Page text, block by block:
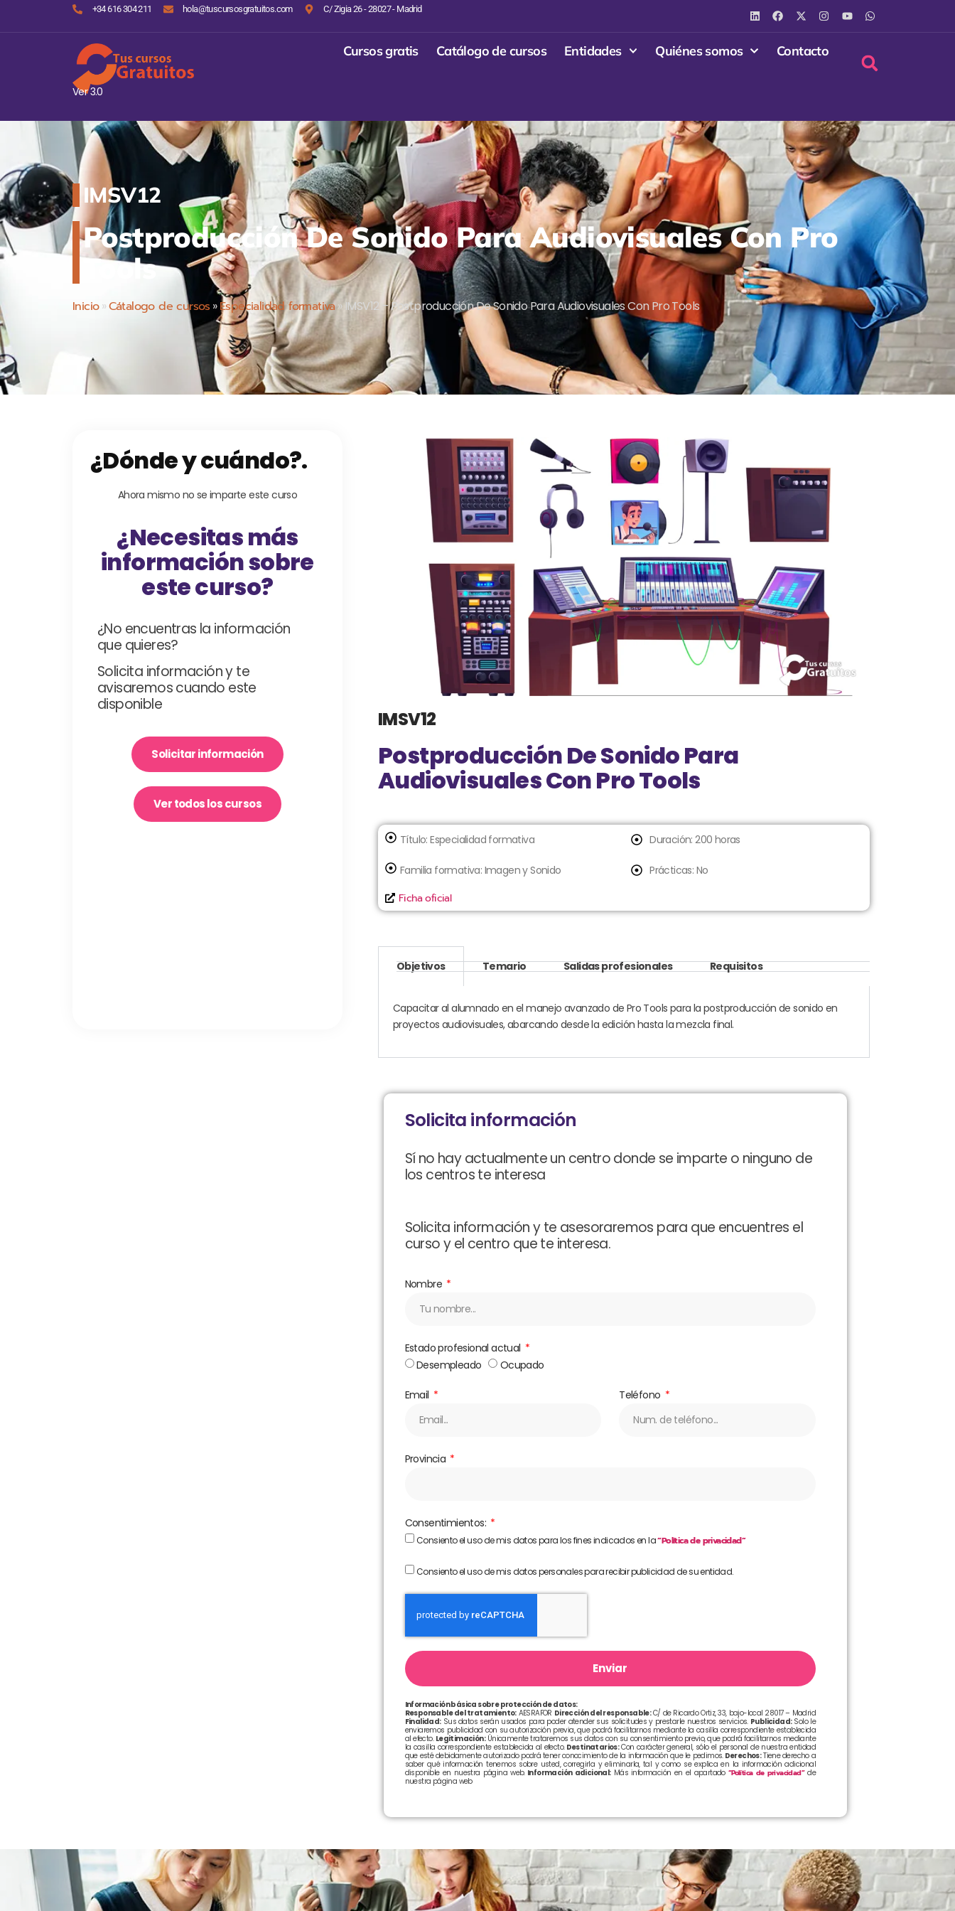
+34 616 304 211 hola@tuscursosgratuitos.com C/ Zigia 26 - 28027 - Madrid
Ver 3.0
Cursos gratis Catálogo de cursos Entidades Quiénes somos Contacto
IMSV12
Postproducción De Sonido Para Audiovisuales Con Pro
Tools
Inicio»Cátalogo de cursos »Especialidad formativa»IMSV12 – Postproducción De Sonido Para Audiovisuales Con Pro Tools
¿Dónde y cuándo?.
Ahora mismo no se imparte este curso
¿Necesitas más
información sobre
este curso?
¿No encuentras la información
que quieres?
Solicita información y te
avisaremos cuando este
disponible
Solicitar información
Ver todos los cursos
IMSV12
Postproducción De Sonido Para
Audiovisuales Con Pro Tools
Título:Especialidad formativa
Familia formativa: Imagen y Sonido
Ficha oficial
Duración: 200 horas
Prácticas: No
Objetivos Temario Salidas profesionales Requisitos
Capacitar al alumnado en el manejo avanzado de Pro Tools para la postproducción de sonido en
proyectos audiovisuales, abarcando desde la edición hasta la mezcla final.
Solicita información
Sí no hay actualmente un centro donde se imparte o ninguno de
los centros te interesa
Solicita información y te asesoraremos para que encuentres el
curso y el centro que te interesa.
Nombre
Estado profesional actual
Desempleado
Ocupado
Email Teléfono
Provincia
Consentimientos:
Consiento el uso de mis datos para los fines indicados en la“Política de privacidad”
Consiento el uso de mis datos personales para recibir publicidad de su entidad.
Enviar
Información básica sobre protección de datos:
Responsable del tratamiento:AESRAFOR Dirección del responsable:C/ de Ricardo Ortiz, 33, bajo-local 28017 – Madrid
Finalidad:Sus datos serán usados para poder atender sus solicitudes y prestarle nuestros servicios. Publicidad:Solo le
enviaremos publicidad con su autorización previa, que podrá facilitarnos mediante la casilla correspondiente establecida
al efecto. Legitimación:Únicamente trataremos sus datos con su consentimiento previo, que podrá facilitarnos mediante
la casilla correspondiente establecida al efecto.Destinatarios:Con carácter general, sólo el personal de nuestra entidad
que esté debidamente autorizado podrá tener conocimiento de la información que le pedimos.Derechos:Tiene derecho a
saber qué información tenemos sobre usted, corregirla y eliminarla, tal y como se explica en la información adicional
disponible en nuestra página web.Información adicional:Más información en el apartado “Política de privacidad”de
nuestra página web